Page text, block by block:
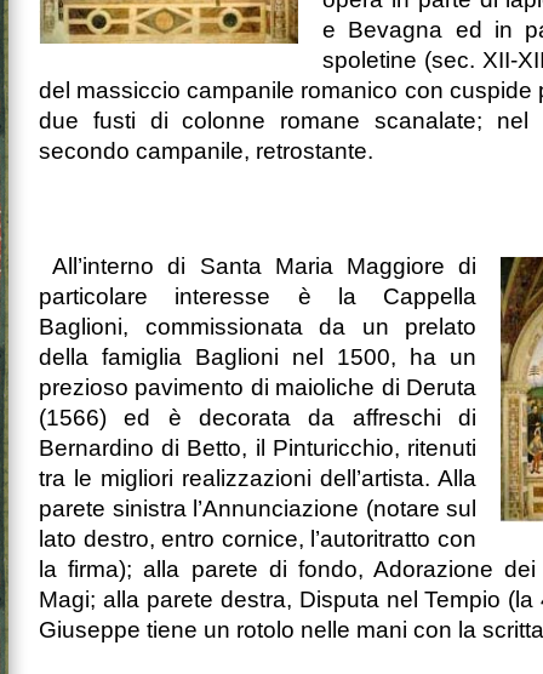
e Bevagna ed in
spoletine (sec. XII-
del massiccio campanile romanico con cuspide
due fusti di colonne romane scanalate; nel
secondo campanile, retrostante.
All’interno di Santa Maria Maggiore di
particolare interesse è la Cappella
Baglioni, commissionata da un prelato
della famiglia Baglioni nel 1500, ha un
prezioso pavimento di maioliche di Deruta
(1566) ed è decorata da affreschi di
Bernardino di Betto, il Pinturicchio, ritenuti
tra le migliori realizzazioni dell’artista. Alla
parete sinistra l’Annunciazione (notare sul
lato destro, entro cornice, l’autoritratto con
la firma); alla parete di fondo, Adorazione
Magi; alla parete destra, Disputa nel Tempio
Giuseppe tiene un rotolo nelle mani con la